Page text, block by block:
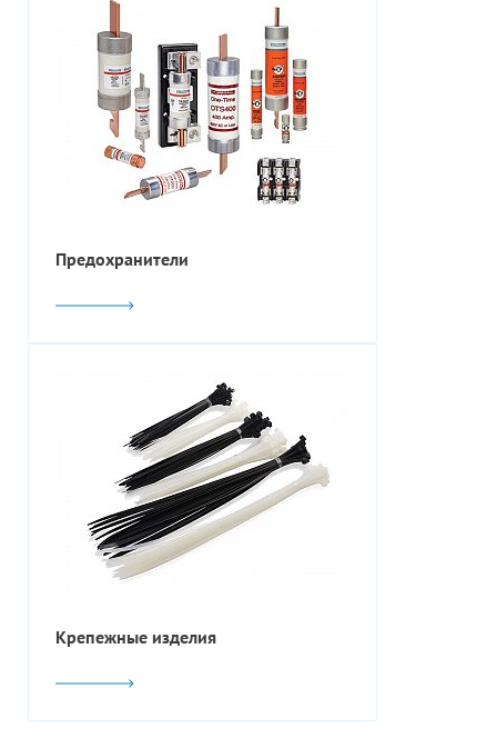
Предохранители
Крепежные изделия